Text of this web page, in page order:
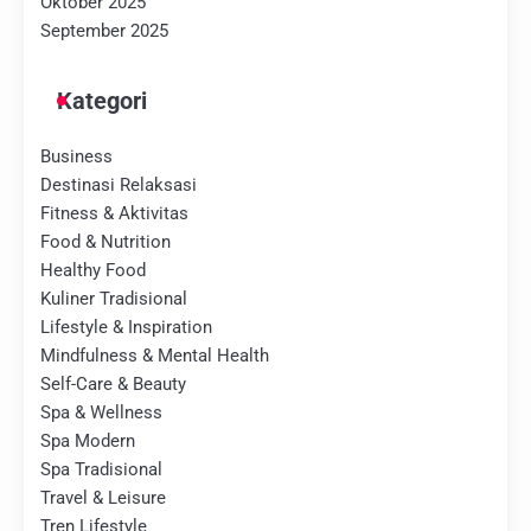
September 2025
Kategori
Business
Destinasi Relaksasi
Fitness & Aktivitas
Food & Nutrition
Healthy Food
Kuliner Tradisional
Lifestyle & Inspiration
Mindfulness & Mental Health
Self-Care & Beauty
Spa & Wellness
Spa Modern
Spa Tradisional
Travel & Leisure
Tren Lifestyle